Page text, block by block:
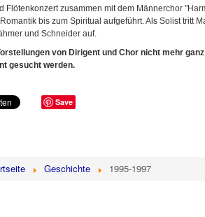
Flötenkonzert zusammen mit dem Männerchor
bis zum Spiritual aufgeführt. Als Solist tritt
und Schneider auf.
von Dirigent und Chor nicht mehr
gesucht werden.
Save
Geschichte 1995-1997